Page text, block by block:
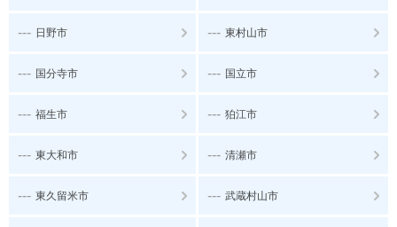
--- 日野市 --- 東村山市
--- 国分寺市 --- 国立市
--- 福生市 --- 狛江市
--- 東大和市 --- 清瀬市
--- 東久留米市 --- 武蔵村山市